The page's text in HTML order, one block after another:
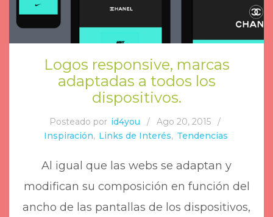
Logos responsive, marcas
adaptadas a todos los
dispositivos.
Posteado por id4you / Ago 20, 2015
/
Inspiración, Links de Interés, Tendencias
Al igual que las webs se adaptan y
modifican su composición en función del
ancho de las pantallas de los dispositivos,